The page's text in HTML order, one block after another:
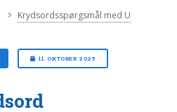
Krydsordsspørgsmål med U
11. OKTOBER 2025